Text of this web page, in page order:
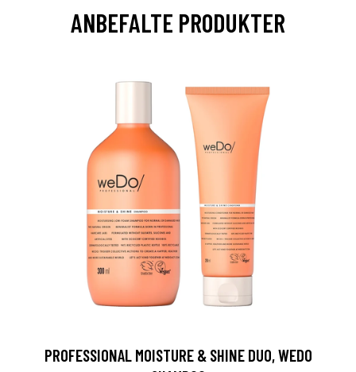
ANBEFALTE PRODUKTER
PROFESSIONAL MOISTURE & SHINE DUO, WEDO